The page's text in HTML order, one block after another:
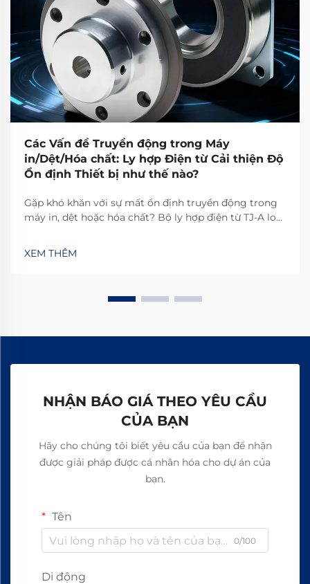
Các Vấn đề Truyền động trong Máy
in/Dệt/Hóa chất: Ly hợp Điện từ Cải thiện Độ
Ổn định Thiết bị như thế nào?
Gặp khó khăn với sự mất ổn định truyền động trong
máy in, dệt hoặc hóa chất? Bộ ly hợp điện từ TJ-A loại
bảo an toàn không chứa amiăng. Khám phá cách các
nhà sản xuất hàng đầu thế giới đạt độ tin cậy 99,8%—
XEM THÊM
NHẬN BÁO GIÁ THEO YÊU CẦU
CỦA BẠN
Hãy cho chúng tôi biết yêu cầu của bạn để nhận
được giải pháp được cá nhân hóa cho dự án của
bạn.
Tên
0/100
Di động